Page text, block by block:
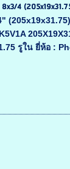
8x3/4
รูใน ยี่ห้อ :